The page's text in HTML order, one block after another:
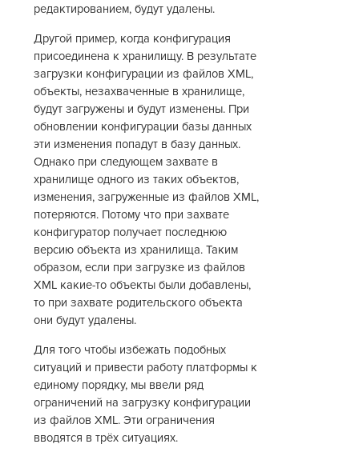
редактированием, будут удалены.
Другой пример, когда конфигурация
присоединена к хранилищу. В результате
загрузки конфигурации из файлов XML,
объекты, незахваченные в хранилище,
будут загружены и будут изменены. При
обновлении конфигурации базы данных
эти изменения попадут в базу данных.
Однако при следующем захвате в
хранилище одного из таких объектов,
изменения, загруженные из файлов XML,
потеряются. Потому что при захвате
конфигуратор получает последнюю
версию объекта из хранилища. Таким
образом, если при загрузке из файлов
XML какие-то объекты были добавлены,
то при захвате родительского объекта
они будут удалены.
Для того чтобы избежать подобных
ситуаций и привести работу платформы к
единому порядку, мы ввели ряд
ограничений на загрузку конфигурации
из файлов XML. Эти ограничения
вводятся в трёх ситуациях.